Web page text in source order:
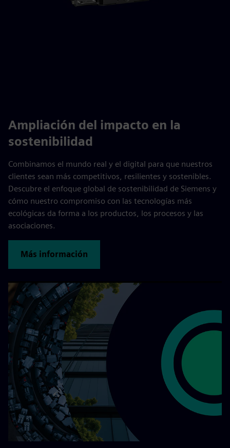
Ampliación del impacto en la
sostenibilidad
Combinamos el mundo real y el digital para que nuestros
clientes sean más competitivos, resilientes y sostenibles.
Descubre el enfoque global de sostenibilidad de Siemens y
cómo nuestro compromiso con las tecnologías más
ecológicas da forma a los productos, los procesos y las
asociaciones.
Más información